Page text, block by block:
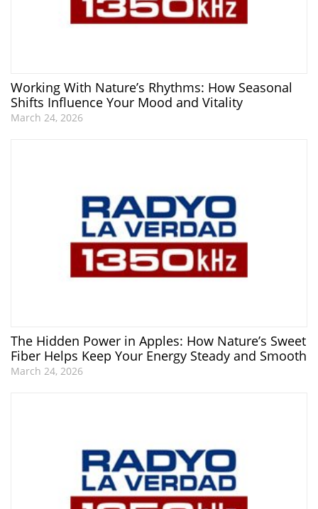
Working With Nature’s Rhythms: How Seasonal
Shifts Influence Your Mood and Vitality
March 24, 2026
The Hidden Power in Apples: How Nature’s Sweet
Fiber Helps Keep Your Energy Steady and Smooth
March 24, 2026